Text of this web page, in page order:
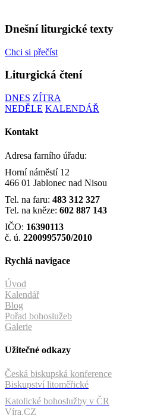
Dnešní liturgické texty
Chci si přečíst
Liturgická čtení
DNES ZÍTRA
NEDĚLE KALENDÁŘ
Kontakt
Adresa farního úřadu:
Horní náměstí 12
466 01 Jablonec nad Nisou
Tel. na faru: 483 312 327
Tel. na kněze: 602 887 143
IČO: 16390113
č. ú. 2200995750/2010
Rychlá navigace
Úvod
Kalendář
Blog
Pořad bohoslužeb
Galerie
Užitečné odkazy
Česká biskupská konference
Biskupství litoměřické
Katolické bohoslužby v ČR
Víra.CZ